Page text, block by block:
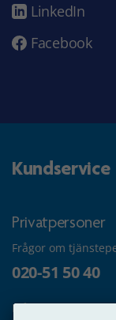
LinkedIn
Facebook
Kundservice
Privatpersoner
Frågor om
020-51 50 40
Frågor om